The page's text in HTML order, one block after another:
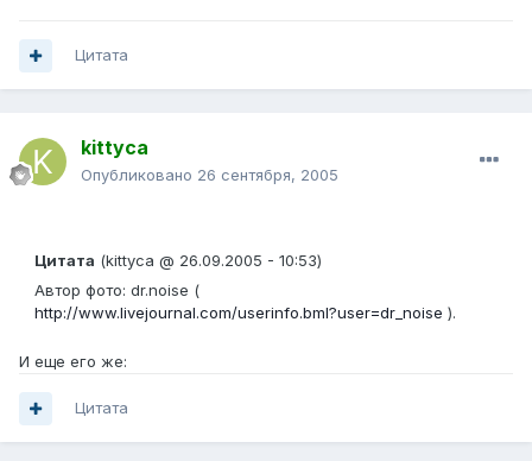
Цитата
kittyca
Опубликовано 26 сентября, 2005
Цитата (kittyca @ 26.09.2005 - 10:53)
Автор фото: dr.noise (
http://www.livejournal.com/userinfo.bml?user=dr_noise ).
И еще его же:
Цитата